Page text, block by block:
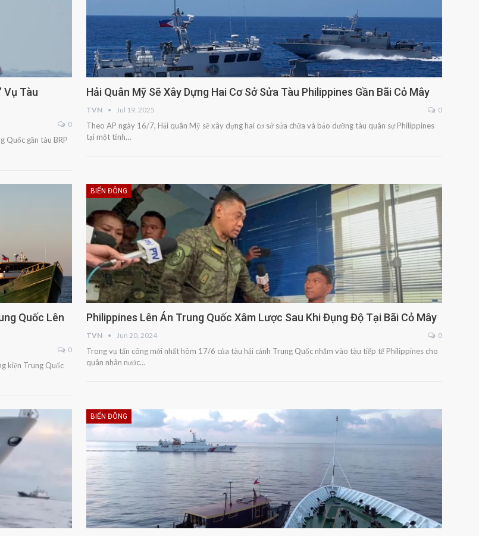
Vụ Tàu
0
Quốc gần tàu BRP
Hải Quân Mỹ Sẽ Xây Dựng Hai Cơ Sở Sửa Tàu Philippines Gần Bãi Cỏ Mây
TVN Jul 19, 2025 0
Theo AP ngày 16/7, Hải quân Mỹ sẽ xây dựng hai cơ sở sửa chữa và bảo dưỡng tàu quân sự Philippines
tại một tỉnh…
Quốc Lên
0
kiện Trung Quốc
BIỂN ĐÔNG
Philippines Lên Án Trung Quốc Xâm Lược Sau Khi Đụng Độ Tại Bãi Cỏ Mây
TVN Jun 20, 2024 0
Trong vụ tấn công mới nhất hôm 17/6 của tàu hải cảnh Trung Quốc nhắm vào tàu tiếp tế Philippines cho
quân nhân nước…
BIỂN ĐÔNG